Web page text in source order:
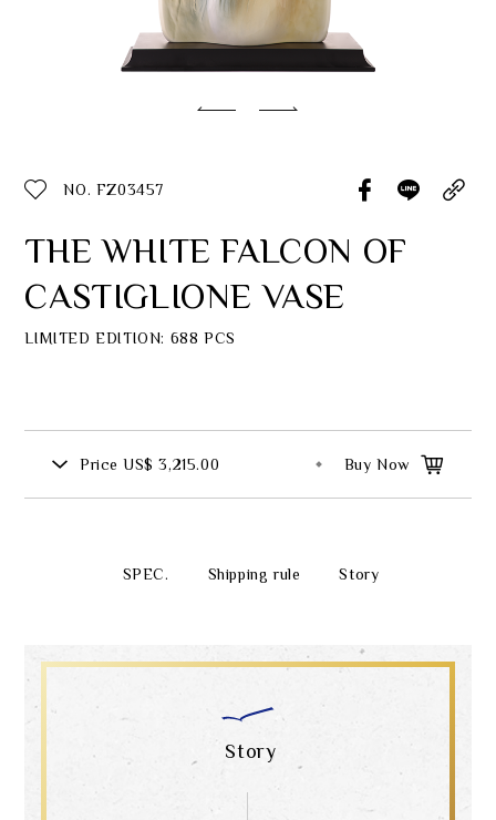
Classic Collection
ecshop@franzcollection.com.tw
+886-2-2765-4174
NO. FZ03457
THE WHITE FALCON OF
CASTIGLIONE VASE
LIMITED EDITION: 688 PCS
Price US$ 3,215.00 Buy Now
SPEC. Shipping rule Story
Story